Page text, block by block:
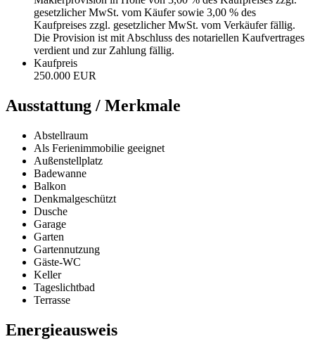
gesetzlicher MwSt. vom Käufer sowie 3,00 % des
Kaufpreises zzgl. gesetzlicher MwSt. vom Verkäufer fällig.
Die Provision ist mit Abschluss des notariellen Kaufvertrages
verdient und zur Zahlung fällig.
Kaufpreis
250.000 EUR
Ausstattung / Merkmale
Abstellraum
Als Ferienimmobilie geeignet
Außenstellplatz
Badewanne
Balkon
Denkmalgeschützt
Dusche
Garage
Garten
Gartennutzung
Gäste-WC
Keller
Tageslichtbad
Terrasse
Energieausweis